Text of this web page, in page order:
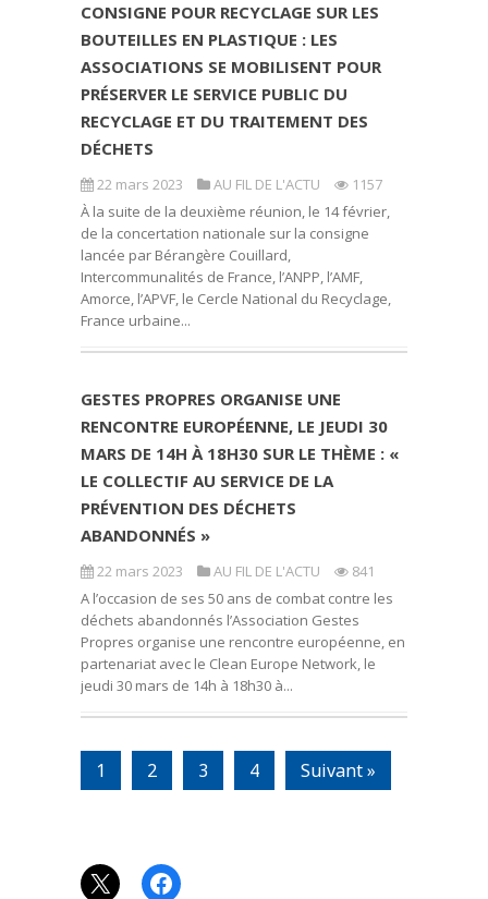
CONSIGNE POUR RECYCLAGE SUR LES
BOUTEILLES EN PLASTIQUE : LES
ASSOCIATIONS SE MOBILISENT POUR
PRÉSERVER LE SERVICE PUBLIC DU
RECYCLAGE ET DU TRAITEMENT DES
DÉCHETS
22 mars 2023 AU FIL DE L'ACTU
1157
À la suite de la deuxième réunion, le 14 février,
de la concertation nationale sur la consigne
lancée par Bérangère Couillard,
Intercommunalités de France, l’ANPP, l’AMF,
Amorce, l’APVF, le Cercle National du Recyclage,
France urbaine...
GESTES PROPRES ORGANISE UNE
RENCONTRE EUROPÉENNE, LE JEUDI 30
MARS DE 14H À 18H30 SUR LE THÈME : «
LE COLLECTIF AU SERVICE DE LA
PRÉVENTION DES DÉCHETS
ABANDONNÉS »
22 mars 2023 AU FIL DE L'ACTU
841
A l’occasion de ses 50 ans de combat contre les
déchets abandonnés l’Association Gestes
Propres organise une rencontre européenne, en
partenariat avec le Clean Europe Network, le
jeudi 30 mars de 14h à 18h30 à...
1 2 3 4 Suivant »
X Facebook